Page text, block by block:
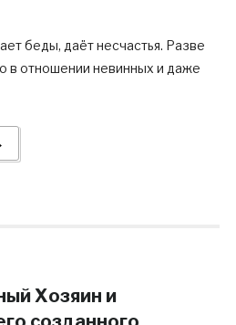
беды, даёт несчастья. Разве
в отношении невинных и даже
Хозяин и